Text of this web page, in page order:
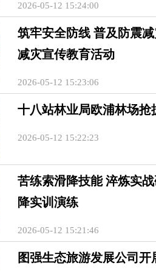
2026-05-12 15:24:00
筑牢安全防线 普及防震
减灾宣传教育活动
2026-05-12 15:23:06
十八站林业局欧浦林场
2026-05-12 15:22:23
苦练索滑降技能 淬炼实
降实训演练
2026-05-12 15:21:46
图强生态旅游发展公司